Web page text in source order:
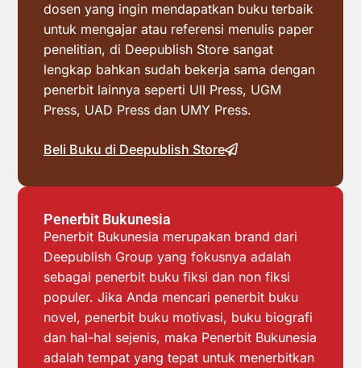
dosen yang ingin mendapatkan buku terbaik
untuk mengajar atau referensi menulis paper
penelitian, di Deepublish Store sangat
lengkap bahkan sudah bekerja sama dengan
penerbit lainnya seperti UII Press, UGM
Press, UAD Press dan UMY Press.
Beli Buku di Deepublish Store
Penerbit Bukunesia
Penerbit Bukunesia merupakan brand dari
Deepublish Group yang fokusnya adalah
sebagai penerbit buku fiksi dan non fiksi
populer. Jika Anda mencari penerbit buku
novel, penerbit buku motivasi, buku biografi
dan hal-hal sejenis, maka Penerbit Bukunesia
adalah tempat yang tepat untuk menerbitkan